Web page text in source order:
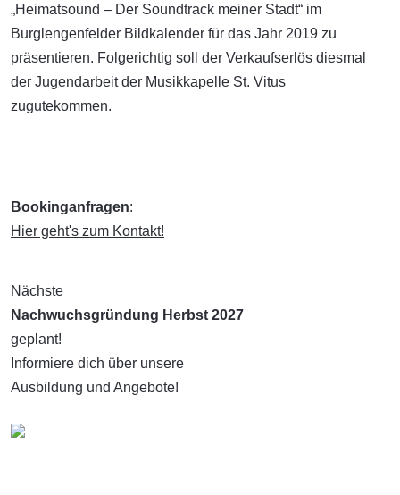
„Heimatsound – Der Soundtrack meiner Stadt“ im
Burglengenfelder Bildkalender für das Jahr 2019 zu
präsentieren. Folgerichtig soll der Verkaufserlös diesmal
der Jugendarbeit der Musikkapelle St. Vitus
zugutekommen.
Bookinganfragen:
Hier geht's zum Kontakt!
Nächste
Nachwuchsgründung Herbst 2027
geplant!
Informiere dich über unsere
Ausbildung und Angebote!